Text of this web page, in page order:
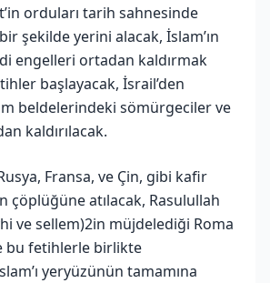
orduları tarih sahnesinde
şekilde yerini alacak, İslam’ın
engelleri ortadan kaldırmak
başlayacak, İsrail’den
beldelerindeki sömürgeciler ve
kaldırılacak.
Fransa, ve Çin, gibi kafir
çöplüğüne atılacak, Rasulullah
ve sellem)2in müjdelediği Roma
bu fetihlerle birlikte
yeryüzünün tamamına